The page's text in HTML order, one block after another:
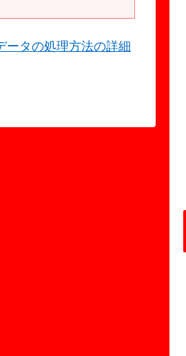
ータの処理方法の詳細